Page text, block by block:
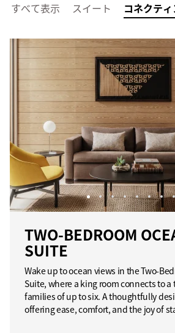
すべて表示 スイート コネクテ
TWO-BEDROOM
SUITE
Wake up to ocean views in the Two-
Suite, where a king room connects to
families of up to six. A thoughtfully
offering ease, comfort, and the joy of